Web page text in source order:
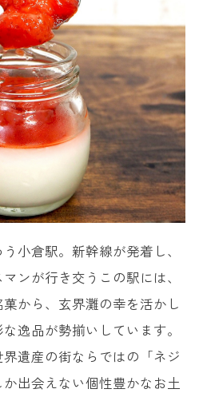
小倉駅。新幹線が発着し、
ンが行き交うこの駅には、
から、玄界灘の幸を活かし
逸品が勢揃いしています。
遺産の街ならではの「ネジ
出会えない個性豊かなお土